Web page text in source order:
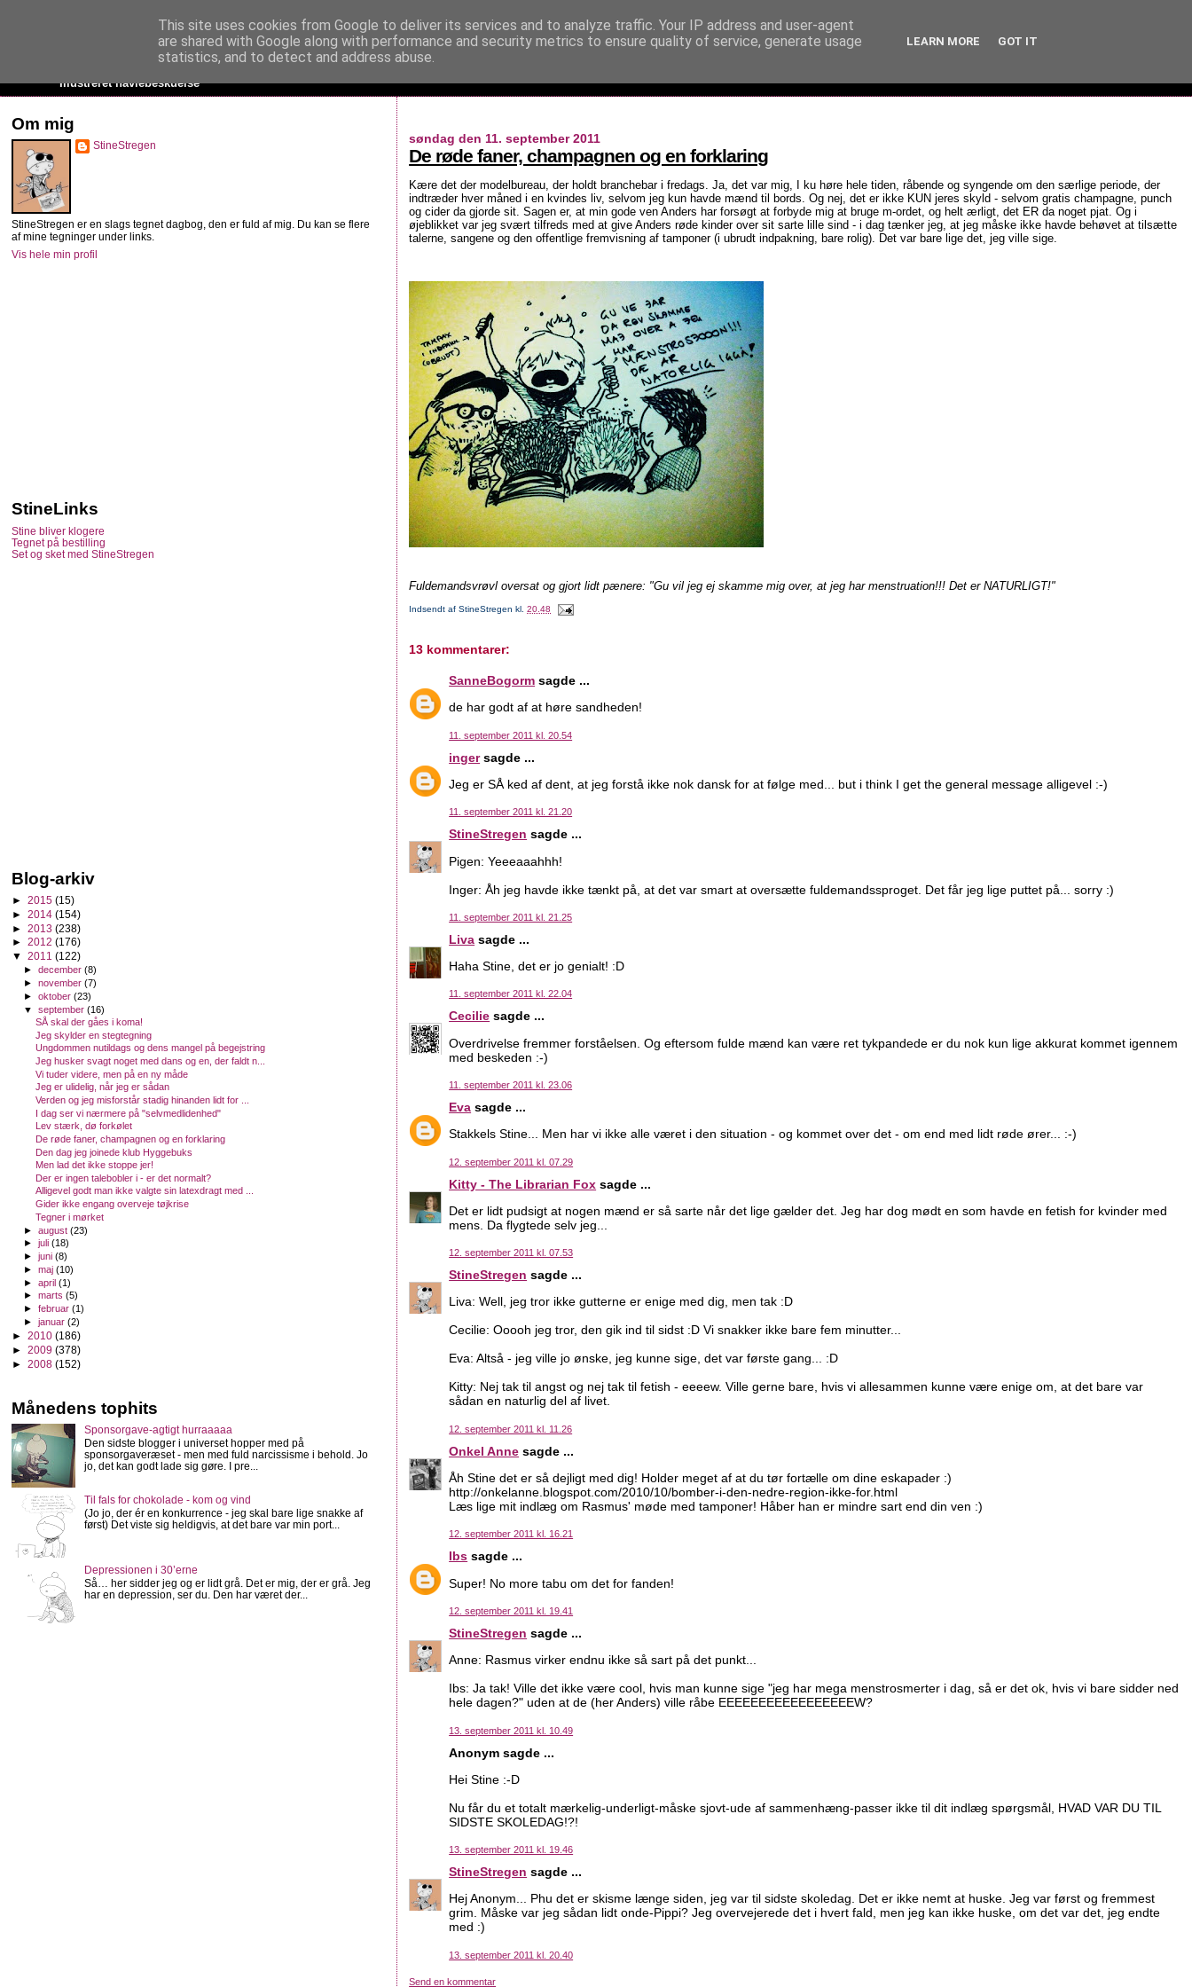
StineStregen
Illustreret navlebeskuelse
søndag den 11. september 2011
De røde faner, champagnen og en forklaring
Kære det der modelbureau, der holdt branchebar i fredags. Ja, det var mig, I ku høre hele tiden, råbende og syngende om den særlige periode, der
indtræder hver måned i en kvindes liv, selvom jeg kun havde mænd til bords. Og nej, det er ikke KUN jeres skyld - selvom gratis champagne, punch
og cider da gjorde sit. Sagen er, at min gode ven Anders har forsøgt at forbyde mig at bruge m-ordet, og helt ærligt, det ER da noget pjat. Og i
øjeblikket var jeg svært tilfreds med at give Anders røde kinder over sit sarte lille sind - i dag tænker jeg, at jeg måske ikke havde behøvet at tilsætte
talerne, sangene og den offentlige fremvisning af tamponer (i ubrudt indpakning, bare rolig). Det var bare lige det, jeg ville sige.
Fuldemandsvrøvl oversat og gjort lidt pænere: "Gu vil jeg ej skamme mig over, at jeg har menstruation!!! Det er NATURLIGT!"
Indsendt afStineStregen kl.20.48
13 kommentarer:
SanneBogorm sagde ...
de har godt af at høre sandheden!
11. september 2011 kl. 20.54
ingersagde ...
Jeg er SÅ ked af dent, at jeg forstå ikke nok dansk for at følge med... but i think I get the general message alligevel :-)
11. september 2011 kl. 21.20
StineStregen sagde ...
Pigen: Yeeeaaahhh!
Inger: Åh jeg havde ikke tænkt på, at det var smart at oversætte fuldemandssproget. Det får jeg lige puttet på... sorry :)
11. september 2011 kl. 21.25
Liva sagde ...
Haha Stine, det er jo genialt! :D
11. september 2011 kl. 22.04
Cecilie sagde ...
Overdrivelse fremmer forståelsen. Og eftersom fulde mænd kan være ret tykpandede er du nok kun lige akkurat kommet igennem
med beskeden :-)
11. september 2011 kl. 23.06
Eva sagde ...
Stakkels Stine... Men har vi ikke alle været i den situation - og kommet over det - om end med lidt røde ører... :-)
12. september 2011 kl. 07.29
Kitty - The Librarian Fox sagde ...
Det er lidt pudsigt at nogen mænd er så sarte når det lige gælder det. Jeg har dog mødt en som havde en fetish for kvinder med
mens. Da flygtede selv jeg...
12. september 2011 kl. 07.53
StineStregen sagde ...
Liva: Well, jeg tror ikke gutterne er enige med dig, men tak :D
Cecilie: Ooooh jeg tror, den gik ind til sidst :D Vi snakker ikke bare fem minutter...
Eva: Altså - jeg ville jo ønske, jeg kunne sige, det var første gang... :D
Kitty: Nej tak til angst og nej tak til fetish - eeeew. Ville gerne bare, hvis vi allesammen kunne være enige om, at det bare var
sådan en naturlig del af livet.
12. september 2011 kl. 11.26
Onkel Anne sagde ...
Åh Stine det er så dejligt med dig! Holder meget af at du tør fortælle om dine eskapader :)
http://onkelanne.blogspot.com/2010/10/bomber-i-den-nedre-region-ikke-for.html
Læs lige mit indlæg om Rasmus' møde med tamponer! Håber han er mindre sart end din ven :)
12. september 2011 kl. 16.21
Ibs sagde ...
Super! No more tabu om det for fanden!
12. september 2011 kl. 19.41
StineStregen sagde ...
Anne: Rasmus virker endnu ikke så sart på det punkt...
Ibs: Ja tak! Ville det ikke være cool, hvis man kunne sige "jeg har mega menstrosmerter i dag, så er det ok, hvis vi bare sidder ned
hele dagen?" uden at de (her Anders) ville råbe EEEEEEEEEEEEEEEEEW?
13. september 2011 kl. 10.49
Anonym sagde ...
Hei Stine :-D
Nu får du et totalt mærkelig-underligt-måske sjovt-ude af sammenhæng-passer ikke til dit indlæg spørgsmål, HVAD VAR DU TIL
SIDSTE SKOLEDAG!?!
13. september 2011 kl. 19.46
StineStregen sagde ...
Hej Anonym... Phu det er skisme længe siden, jeg var til sidste skoledag. Det er ikke nemt at huske. Jeg var først og fremmest
grim. Måske var jeg sådan lidt onde-Pippi? Jeg overvejerede det i hvert fald, men jeg kan ikke huske, om det var det, jeg endte
med :)
13. september 2011 kl. 20.40
Send en kommentar
Om mig
StineStregen
StineStregen er en slags tegnet dagbog, den er fuld af mig. Du kan se flere
af mine tegninger under links.
Vis hele min profil
StineLinks
Stine bliver klogere
Tegnet på bestilling
Set og sket med StineStregen
Blog-arkiv
► 2015 (15)
► 2014 (154)
► 2013 (238)
► 2012 (176)
▼ 2011 (122)
►december(8)
►november(7)
►oktober(23)
▼september(16)
SÅ skal der gåes i koma!
Jeg skylder en stegtegning
Ungdommen nutildags og dens mangel på begejstring
Jeg husker svagt noget med dans og en, der faldt n...
Vi tuder videre, men på en ny måde
Jeg er ulidelig, når jeg er sådan
Verden og jeg misforstår stadig hinanden lidt for ...
I dag ser vi nærmere på "selvmedlidenhed"
Lev stærk, dø forkølet
De røde faner, champagnen og en forklaring
Den dag jeg joinede klub Hyggebuks
Men lad det ikke stoppe jer!
Der er ingen talebobler i - er det normalt?
Alligevel godt man ikke valgte sin latexdragt med ...
Gider ikke engang overveje tøjkrise
Tegner i mørket
►august(23)
►juli(18)
►juni(8)
►maj(10)
►april(1)
►marts(5)
►februar(1)
►januar(2)
► 2010 (186)
► 2009 (378)
► 2008 (152)
Månedens tophits
Sponsorgave-agtigt hurraaaaa
Den sidste blogger i universet hopper med på
sponsorgaveræset - men med fuld narcissisme i behold. Jo
jo, det kan godt lade sig gøre. I pre...
Til fals for chokolade - kom og vind
(Jo jo, der ér en konkurrence - jeg skal bare lige snakke af
først) Det viste sig heldigvis, at det bare var min port...
Depressionen i 30’erne
Så… her sidder jeg og er lidt grå. Det er mig, der er grå. Jeg
har en depression, ser du. Den har været der...
This site uses cookies from Google to deliver its services and to analyze traffic. Your IP address and user-agent
are shared with Google along with performance and security metrics to ensure quality of service, generate usage
statistics, and to detect and address abuse.
LEARN MORE GOT IT